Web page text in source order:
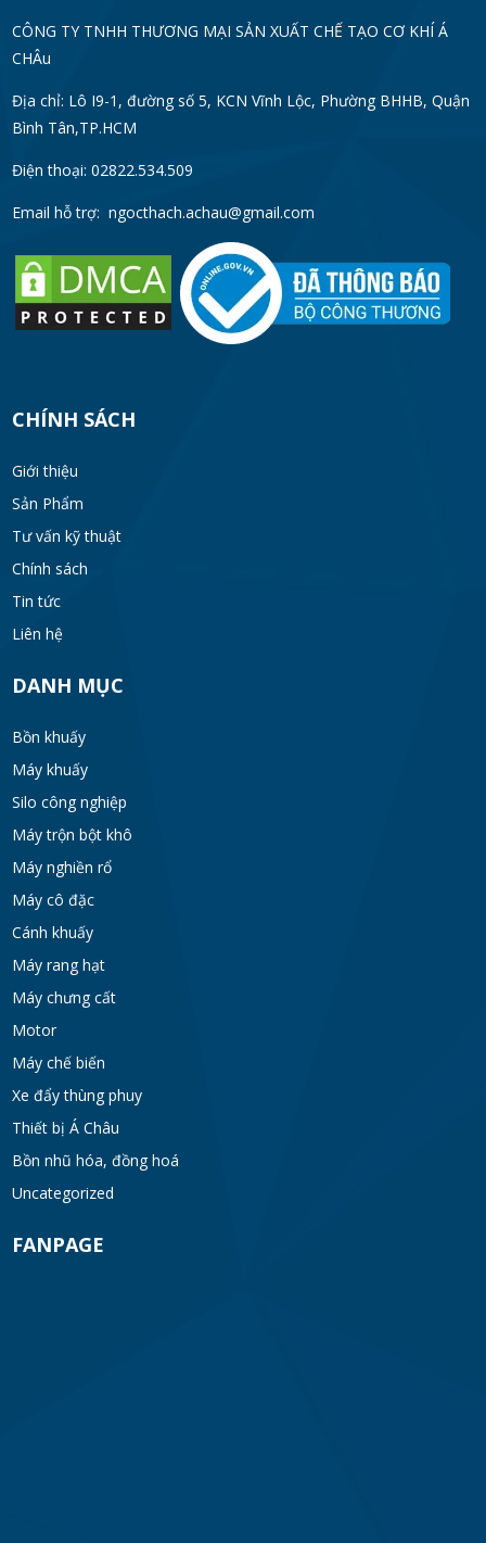
CÔNG TY TNHH THƯƠNG MẠI SẢN XUẤT CHẾ TẠO CƠ KHÍ Á
CHÂu
Địa chỉ: Lô I9-1, đường số 5, KCN Vĩnh Lộc, Phường BHHB, Quận
Bình Tân,TP.HCM
Điện thoại: 02822.534.509
Email hỗ trợ: ngocthach.achau@gmail.com
CHÍNH SÁCH
Giới thiệu
Sản Phẩm
Tư vấn kỹ thuật
Chính sách
Tin tức
Liên hệ
DANH MỤC
Bồn khuấy
Máy khuấy
Silo công nghiệp
Máy trộn bột khô
Máy nghiền rổ
Máy cô đặc
Cánh khuấy
Máy rang hạt
Máy chưng cất
Motor
Máy chế biến
Xe đẩy thùng phuy
Thiết bị Á Châu
Bồn nhũ hóa, đồng hoá
Uncategorized
FANPAGE